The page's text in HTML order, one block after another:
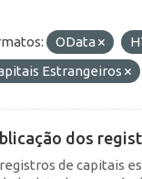
OData
Estrangeiros
dos
de capitais